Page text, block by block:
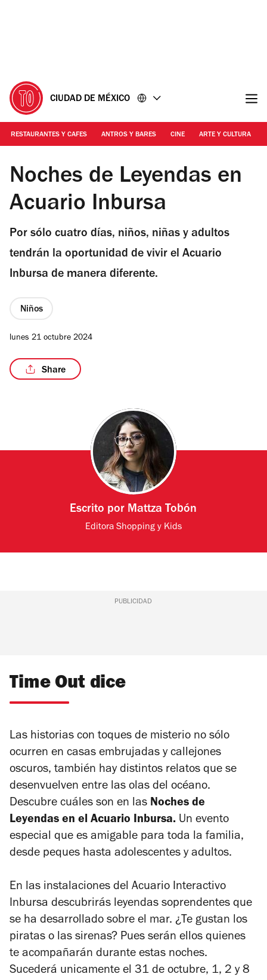
CIUDAD DE MÉXICO
RESTAURANTES Y CAFES ANTROS Y BARES CINE ARTE Y CULTURA
Foto: Cortesía Acuario Inbursa
Noches de Leyendas en
Acuario Inbursa
Por sólo cuatro días, niños, niñas y adultos
tendrán la oportunidad de vivir el Acuario
Inbursa de manera diferente.
Niños
lunes 21 octubre 2024
Share
Escrito por Mattza Tobón
Editora Shopping y Kids
PUBLICIDAD
Time Out dice
Las historias con toques de misterio no sólo
ocurren en casas embrujadas y callejones
oscuros, también hay distintos relatos que se
desenvuelven entre las olas del océano.
Descubre cuáles son en las Noches de
Leyendas en el Acuario Inbursa. Un evento
especial que es amigable para toda la familia,
desde peques hasta adolescentes y adultos.
En las instalaciones del Acuario Interactivo
Inbursa descubrirás leyendas soprendentes que
se ha desarrollado sobre el mar. ¿Te gustan los
piratas o las sirenas? Pues serán ellos quienes
te acompañarán durante estas noches.
Sucederá unicamente el 31 de octubre, 1, 2 y 8